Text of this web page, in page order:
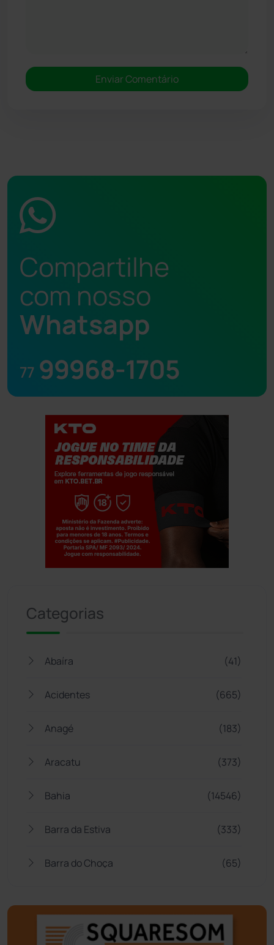
Compartilhe
com nosso
Whatsapp
77 99968-1705
Categorias
Abaíra (41)
Acidentes (665)
Anagé (183)
Aracatu (373)
Bahia (14546)
Barra da Estiva (333)
Barra do Choça (65)
Bom Jesus da Lapa (510)